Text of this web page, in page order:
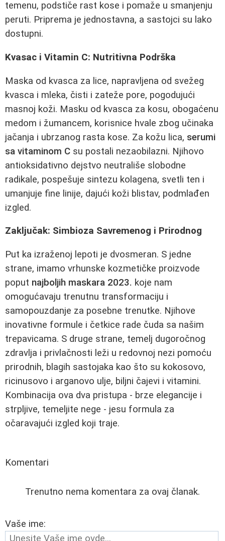
temenu, podstiče rast kose i pomaže u smanjenju
peruti. Priprema je jednostavna, a sastojci su lako
dostupni.
Kvasac i Vitamin C: Nutritivna Podrška
Maska od kvasca za lice, napravljena od svežeg
kvasca i mleka, čisti i zateže pore, pogodujući
masnoj koži. Masku od kvasca za kosu, obogaćenu
medom i žumancem, korisnice hvale zbog učinaka
jačanja i ubrzanog rasta kose. Za kožu lica, serumi
sa vitaminom C su postali nezaobilazni. Njihovo
antioksidativno dejstvo neutrališe slobodne
radikale, pospešuje sintezu kolagena, svetli ten i
umanjuje fine linije, dajući koži blistav, podmlađen
izgled.
Zaključak: Simbioza Savremenog i Prirodnog
Put ka izraženoj lepoti je dvosmeran. S jedne
strane, imamo vrhunske kozmetičke proizvode
poput najboljih maskara 2023. koje nam
omogućavaju trenutnu transformaciju i
samopouzdanje za posebne trenutke. Njihove
inovativne formule i četkice rade čuda sa našim
trepavicama. S druge strane, temelj dugoročnog
zdravlja i privlačnosti leži u redovnoj nezi pomoću
prirodnih, blagih sastojaka kao što su kokosovo,
ricinusovo i arganovo ulje, biljni čajevi i vitamini.
Kombinacija ova dva pristupa - brze elegancije i
strpljive, temeljite nege - jesu formula za
očaravajući izgled koji traje.
Komentari
Trenutno nema komentara za ovaj članak.
Vaše ime: